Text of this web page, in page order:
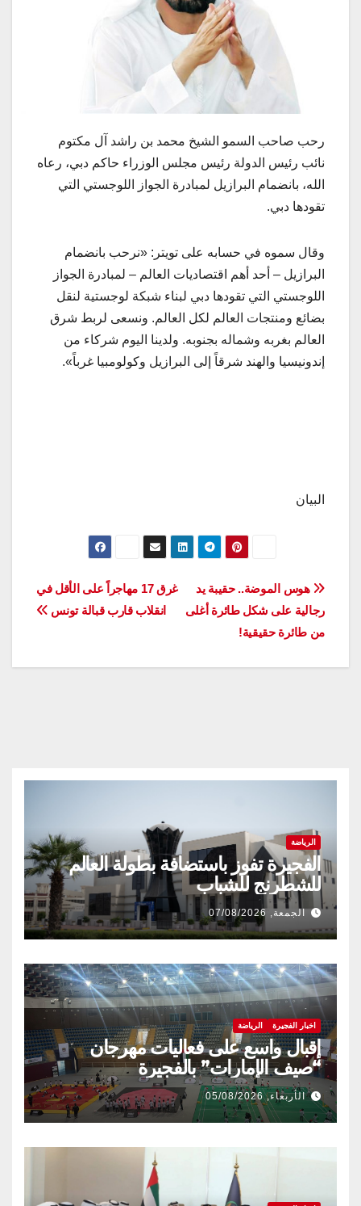
رحب صاحب السمو الشيخ محمد بن راشد آل مكتوم
نائب رئيس الدولة رئيس مجلس الوزراء حاكم دبي، رعاه
الله، بانضمام البرازيل لمبادرة الجواز اللوجستي التي
تقودها دبي.
وقال سموه في حسابه على تويتر: «نرحب بانضمام
البرازيل – أحد أهم اقتصاديات العالم – لمبادرة الجواز
اللوجستي التي تقودها دبي لبناء شبكة لوجستية لنقل
بضائع ومنتجات العالم لكل العالم. ونسعى لربط شرق
العالم بغربه وشماله بجنوبه. ولدينا اليوم شركاء من
إندونيسيا والهند شرقاً إلى البرازيل وكولومبيا غرباً».
البيان
تصفّح
المقالات
غرق 17 مهاجراً على الأقل في
انقلاب قارب قبالة تونس
هوس الموضة.. حقيبة يد
رجالية على شكل طائرة أغلى
من طائرة حقيقية!
الرياضة
الفجيرة تفوز باستضافة بطولة العالم
للشطرنج للشباب
الجمعة, 07/08/2026
اخبار الفجيرة الرياضة
إقبال واسع على فعاليات مهرجان
“صيف الإمارات” بالفجيرة
الأربعاء, 05/08/2026